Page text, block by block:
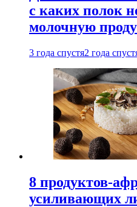
с каких полок
молочную
3 года спустя2 года
8 продуктов-
усиливающих